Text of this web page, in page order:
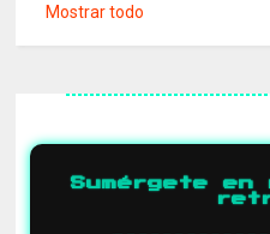
Mostrar todo
Sumérgete en